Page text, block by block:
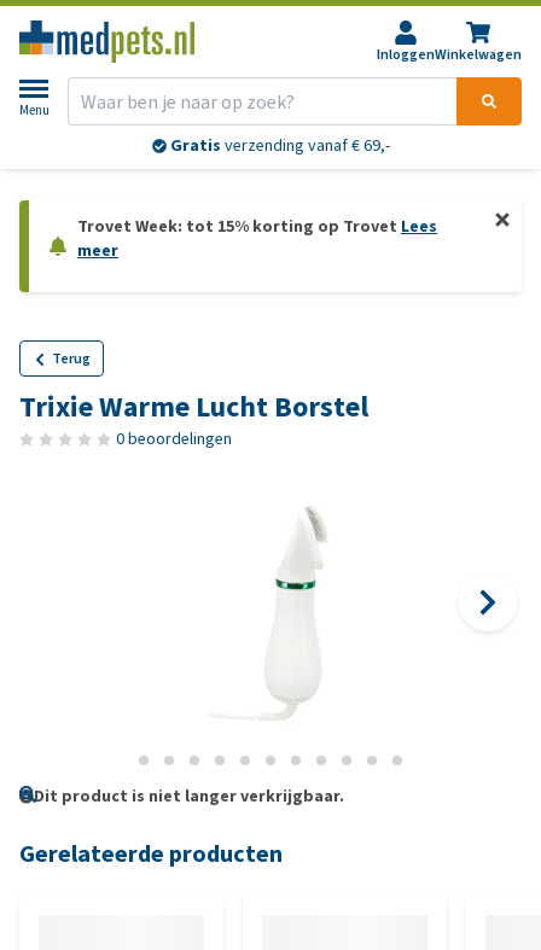
InloggenWinkelwagen
Menu
Gratis verzending vanaf € 69,-
Trovet Week: tot 15% korting op Trovet Lees
meer
Terug
Trixie Warme Lucht Borstel
0 beoordelingen
Dit product is niet langer verkrijgbaar.
Gerelateerde producten